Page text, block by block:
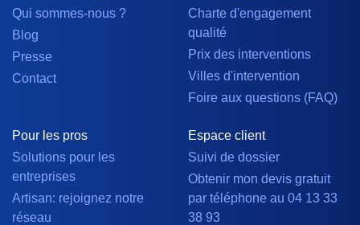
Qui sommes-nous ?
Blog
Presse
Contact
Charte d'engagement
qualité
Prix des interventions
Villes d'intervention
Foire aux questions (FAQ)
Pour les pros
Solutions pour les
entreprises
Artisan: rejoignez notre
réseau
Espace client
Suivi de dossier
Obtenir mon devis gratuit
par téléphone au 04 13 33
38 93